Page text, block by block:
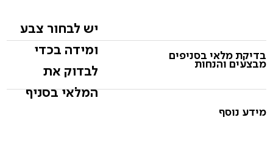
יש לבחור צבע
ומידה בכדי
לבדוק את
המלאי בסניף
בדיקת מלאי בסניפים
מבצעים והנחות
מידע נוסף